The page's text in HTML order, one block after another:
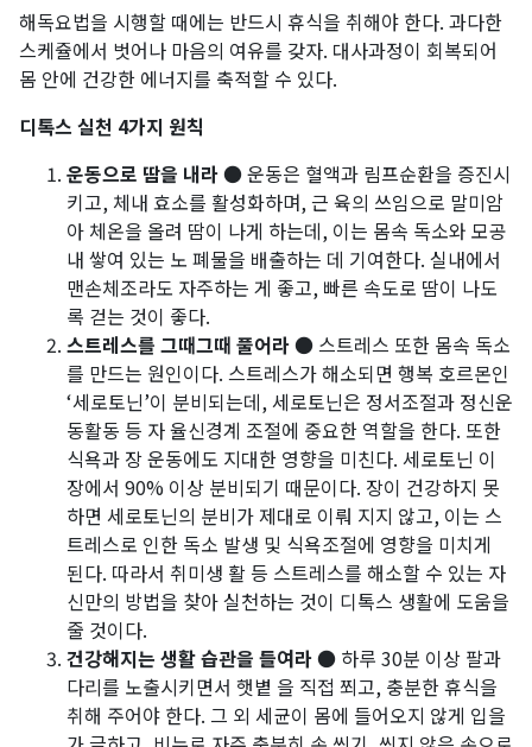
해독요법을 시행할 때에는 반드시 휴식을 취해야 한다. 과다한
스케쥴에서 벗어나 마음의 여유를 갖자. 대사과정이 회복되어
몸 안에 건강한 에너지를 축적할 수 있다.
디톡스 실천 4가지 원칙
운동으로 땀을 내라● 운동은 혈액과 림프순환을 증진시
키고, 체내 효소를 활성화하며, 근 육의 쓰임으로 말미암
아 체온을 올려 땀이 나게 하는데, 이는 몸속 독소와 모공
내 쌓여 있는 노 폐물을 배출하는 데 기여한다. 실내에서
맨손체조라도 자주하는 게 좋고, 빠른 속도로 땀이 나도
록 걷는 것이 좋다.
스트레스를 그때그때 풀어라● 스트레스 또한 몸속 독소
를 만드는 원인이다. 스트레스가 해소되면 행복 호르몬인
‘세로토닌’이 분비되는데, 세로토닌은 정서조절과 정신운
동활동 등 자 율신경계 조절에 중요한 역할을 한다. 또한
식욕과 장 운동에도 지대한 영향을 미친다. 세로토닌 이
장에서 90% 이상 분비되기 때문이다. 장이 건강하지 못
하면 세로토닌의 분비가 제대로 이뤄 지지 않고, 이는 스
트레스로 인한 독소 발생 및 식욕조절에 영향을 미치게
된다. 따라서 취미생 활 등 스트레스를 해소할 수 있는 자
신만의 방법을 찾아 실천하는 것이 디톡스 생활에 도움을
줄 것이다.
건강해지는 생활 습관을 들여라● 하루 30분 이상 팔과
다리를 노출시키면서 햇볕 을 직접 쬐고, 충분한 휴식을
취해 주어야 한다. 그 외 세균이 몸에 들어오지 않게 입을